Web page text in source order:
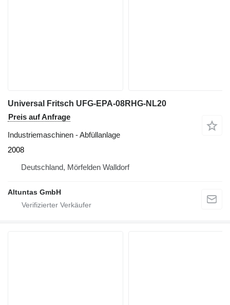
Universal Fritsch UFG-EPA-08RHG-NL20
Preis auf Anfrage
Industriemaschinen - Abfüllanlage
2008
Deutschland, Mörfelden Walldorf
Altuntas GmbH